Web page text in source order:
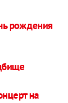
рождения
на